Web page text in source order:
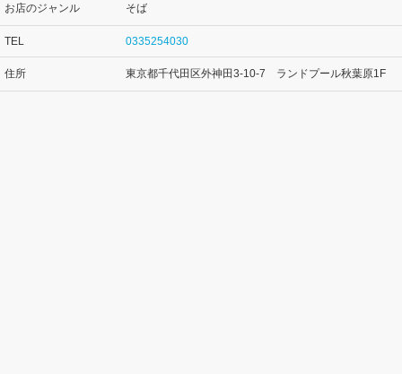
お店のジャンル そば
TEL 0335254030
住所 東京都千代田区外神田3-10-7 ランドプール秋葉原1F